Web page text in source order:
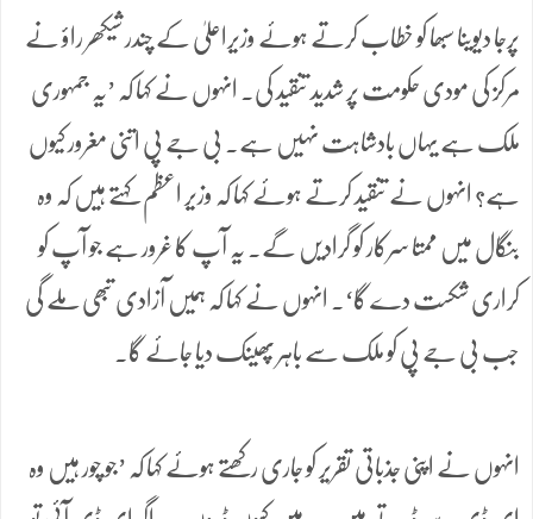
پرجا دیوینا سبھا کو خطاب کرتے ہوئے وزیراعلیٰ کے چندر شیکھر راؤ نے
مرکز کی مودی حکومت پر شدید تنقید کی۔ انہوں نے کہا کہ ’یہ جمہوری
ملک ہے یہاں بادشاہت نہیں ہے۔ بی جے پی اتنی مغرور کیوں
ہے؟ انہوں نے تنقید کرتے ہوئے کہا کہ وزیر اعظم کہتے ہیں کہ وہ
بنگال میں ممتا سرکار کو گرادیں گے۔ یہ آپ کا غرور ہے جو آپ کو
کراری شکست دے گا‘۔ انہوں نے کہا کہ ہمیں آزادی تبھی ملے گی
جب بی جے پی کو ملک سے باہر پھینک دیا جائے گا۔
انہوں نے اپنی جذباتی تقریر کو جاری رکھتے ہوئے کہا کہ ’جو چور ہیں وہ